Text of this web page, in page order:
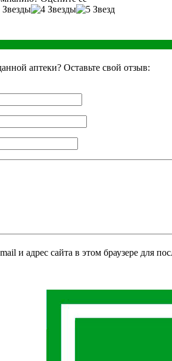
аптеки? Оставьте свой отзыв:
и адрес сайта в этом браузере для